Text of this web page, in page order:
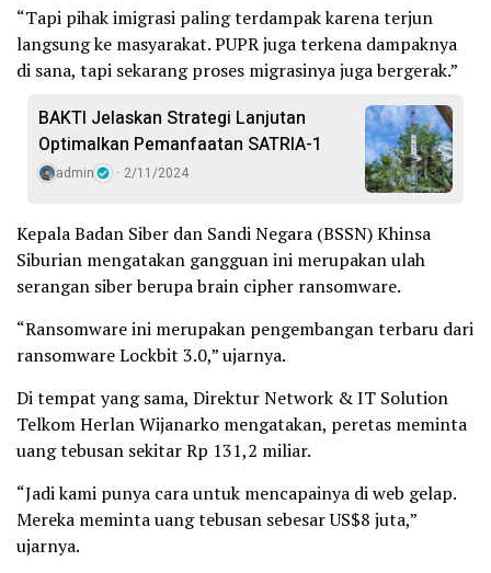
“Tapi pihak imigrasi paling terdampak karena terjun
langsung ke masyarakat. PUPR juga terkena dampaknya
di sana, tapi sekarang proses migrasinya juga bergerak.”
BAKTI Jelaskan Strategi Lanjutan
Optimalkan Pemanfaatan SATRIA-1
admin 2/11/2024
Kepala Badan Siber dan Sandi Negara (BSSN) Khinsa
Siburian mengatakan gangguan ini merupakan ulah
serangan siber berupa brain cipher ransomware.
“Ransomware ini merupakan pengembangan terbaru dari
ransomware Lockbit 3.0,” ujarnya.
Di tempat yang sama, Direktur Network & IT Solution
Telkom Herlan Wijanarko mengatakan, peretas meminta
uang tebusan sekitar Rp 131,2 miliar.
“Jadi kami punya cara untuk mencapainya di web gelap.
Mereka meminta uang tebusan sebesar US$8 juta,”
ujarnya.